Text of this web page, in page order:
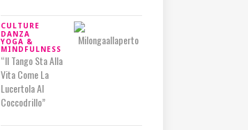
CULTURE
DANZA
YOGA &
MINDFULNESS
“Il Tango Sta Alla
Vita Come La
Lucertola Al
Coccodrillo”